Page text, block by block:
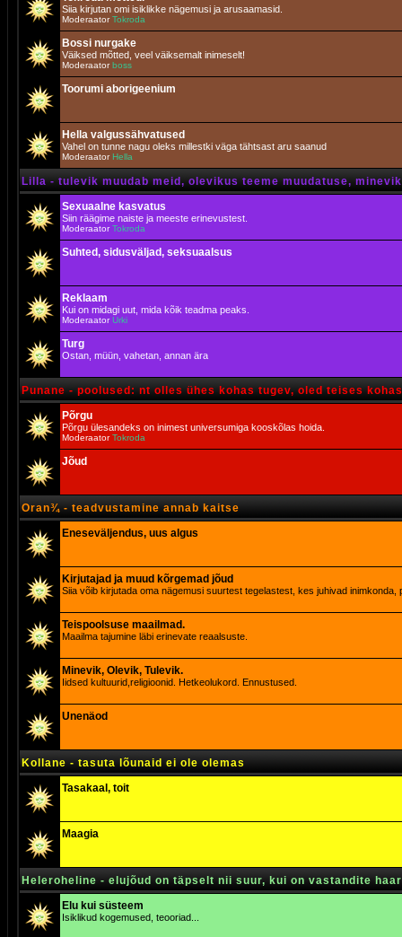
Siia kirjutan omi isiklikke nägemusi ja arusaamasid.
ModeraatorTokroda
Bossi nurgake
Väiksed mõtted, veel väiksemalt inimeselt!
Moderaatorboss
Toorumi aborigeenium
Hella valgussähvatused
Vahel on tunne nagu oleks millestki väga tähtsast aru saanud
Moderaator Hella
Lilla - tulevik muudab meid, olevikus teeme muudatuse,
Sexuaalne kasvatus
Siin räägime naiste ja meeste erinevustest.
ModeraatorTokroda
Suhted, sidusväljad, seksuaalsus
Reklaam
Kui on midagi uut, mida kõik teadma peaks.
ModeraatorUrki
Turg
Ostan, müün, vahetan, annan ära
Punane - poolused: nt olles ühes kohas tugev, oled teises
Põrgu
Põrgu ülesandeks on inimest universumiga kooskõlas hoida.
ModeraatorTokroda
Jõud
Oran¾ - teadvustamine annab kaitse
Eneseväljendus, uus algus
Kirjutajad ja muud kõrgemad jõud
Siia võib kirjutada oma nägemusi suurtest tegelastest, kes juhivad inimkonda,
Teispoolsuse maailmad.
Maailma tajumine läbi erinevate reaalsuste.
Minevik, Olevik, Tulevik.
Iidsed kultuurid,religioonid. Hetkeolukord. Ennustused.
Unenäod
Kollane - tasuta lõunaid ei ole olemas
Tasakaal, toit
Maagia
Heleroheline - elujõud on täpselt nii suur, kui on vastandite
Elu kui süsteem
Isiklikud kogemused, teooriad...